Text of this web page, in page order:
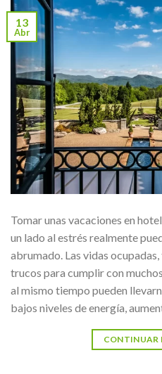
13
Abr
Tomar unas vacaciones en
un lado al estrés realmente
abrumado. Las vidas
trucos para cumplir con
al mismo tiempo pueden
bajos niveles de energía,
CONTINUAR